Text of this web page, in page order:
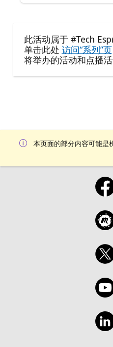
此活动属于 #Tech
单击此处 访问“系列”页
将举办的活动和点播活
本页面的部分内容可能是